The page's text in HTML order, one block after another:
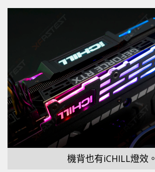
機背也有iCHILL燈效。